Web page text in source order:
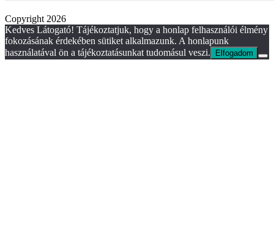
Copyright 2026
Kedves Látogató! Tájékoztatjuk, hogy a honlap felhasználói élmény
fokozásának érdekében sütiket alkalmazunk. A honlapunk
használatával ön a tájékoztatásunkat tudomásul veszi.
Elfogadom